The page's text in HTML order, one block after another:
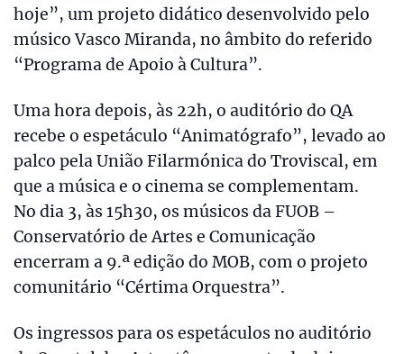
hoje”, um projeto didático desenvolvido pelo
músico Vasco Miranda, no âmbito do referido
“Programa de Apoio à Cultura”.
Uma hora depois, às 22h, o auditório do QA
recebe o espetáculo “Animatógrafo”, levado ao
palco pela União Filarmónica do Troviscal, em
que a música e o cinema se complementam.
No dia 3, às 15h30, os músicos da FUOB –
Conservatório de Artes e Comunicação
encerram a 9.ª edição do MOB, com o projeto
comunitário “Cértima Orquestra”.
Os ingressos para os espetáculos no auditório